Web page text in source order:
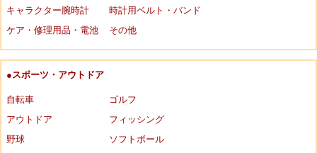
キャラクター腕時計
時計用ベルト・バンド
ケア・修理用品・電池
その他
●スポーツ・アウトドア
自転車
ゴルフ
アウトドア
フィッシング
野球
ソフトボール